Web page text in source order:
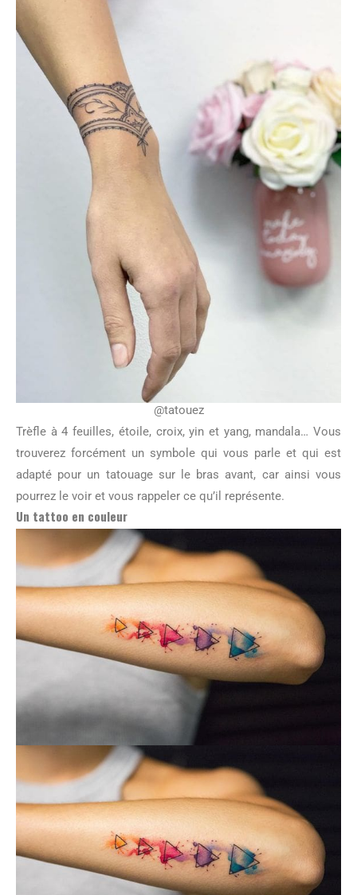
@tatouez
Trèfle à 4 feuilles, étoile, croix, yin et yang, mandala… Vous
trouverez forcément un symbole qui vous parle et qui est
adapté pour un tatouage sur le bras avant, car ainsi vous
pourrez le voir et vous rappeler ce qu’il représente.
Un tattoo en couleur